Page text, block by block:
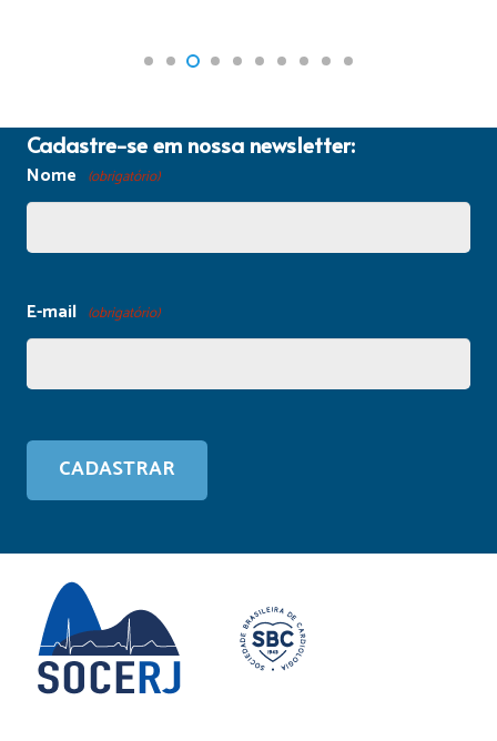
Cadastre-se em nossa newsletter:
Nome (obrigatório)
E-mail (obrigatório)